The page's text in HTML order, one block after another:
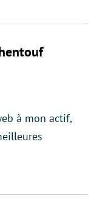
à mon actif,